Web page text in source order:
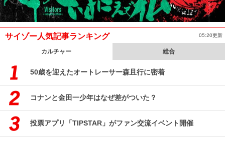
サイゾー人気記事ランキング 05:20更新
カルチャー 総合
50歳を迎えたオートレーサー森且行に密着
コナンと金田一少年はなぜ差がついた？
投票アプリ「TIPSTAR」がファン交流イベント開催